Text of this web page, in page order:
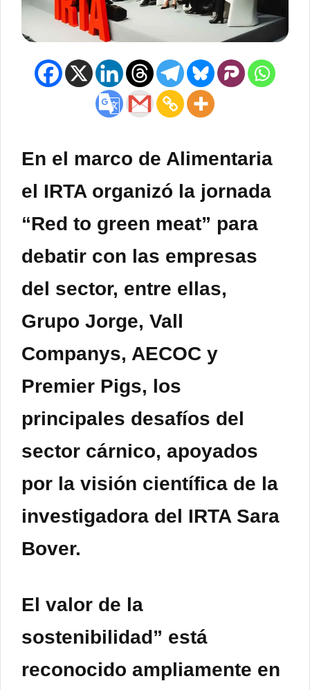
En el marco de Alimentaria
el IRTA organizó la jornada
“Red to green meat” para
debatir con las empresas
del sector, entre ellas,
Grupo Jorge, Vall
Companys, AECOC y
Premier Pigs, los
principales desafíos del
sector cárnico, apoyados
por la visión científica de la
investigadora del IRTA Sara
Bover.
El valor de la
sostenibilidad” está
reconocido ampliamente en